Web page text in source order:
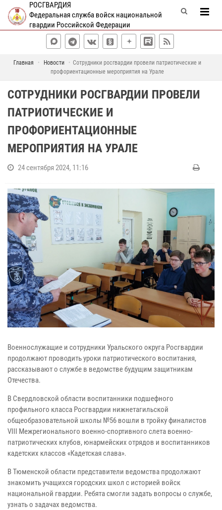
РОСГВАРДИЯ
Федеральная служба войск национальной
гвардии Российской Федерации
Главная Новости
Сотрудники росгвардии провели патриотические и
профориентационные мероприятия на Урале
СОТРУДНИКИ РОСГВАРДИИ ПРОВЕЛИ
ПАТРИОТИЧЕСКИЕ И
ПРОФОРИЕНТАЦИОННЫЕ
МЕРОПРИЯТИЯ НА УРАЛЕ
24 сентября 2024, 11:16
Военнослужащие и сотрудники Уральского округа Росгвардии
продолжают проводить уроки патриотического воспитания,
рассказывают о службе в ведомстве будущим защитникам
Отечества.
В Свердловской области воспитанники подшефного
профильного класса Росгвардии нижнетагильской
общеобразовательной школы №56 вошли в тройку финалистов
VIII Межрегионального военно-спортивного слета военно-
патриотических клубов, юнармейских отрядов и воспитанников
кадетских классов «Кадетская слава».
В Тюменской области представители ведомства продолжают
знакомить учащихся городских школ с историей войск
национальной гвардии. Ребята смогли задать вопросы о службе,
узнать о задачах ведомства.